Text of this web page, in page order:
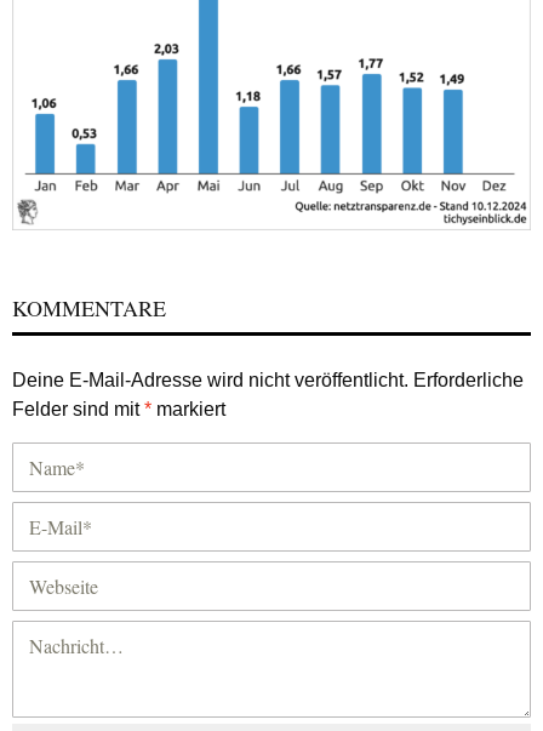
KOMMENTARE
Deine E-Mail-Adresse wird nicht veröffentlicht. Erforderliche
Felder sind mit* markiert